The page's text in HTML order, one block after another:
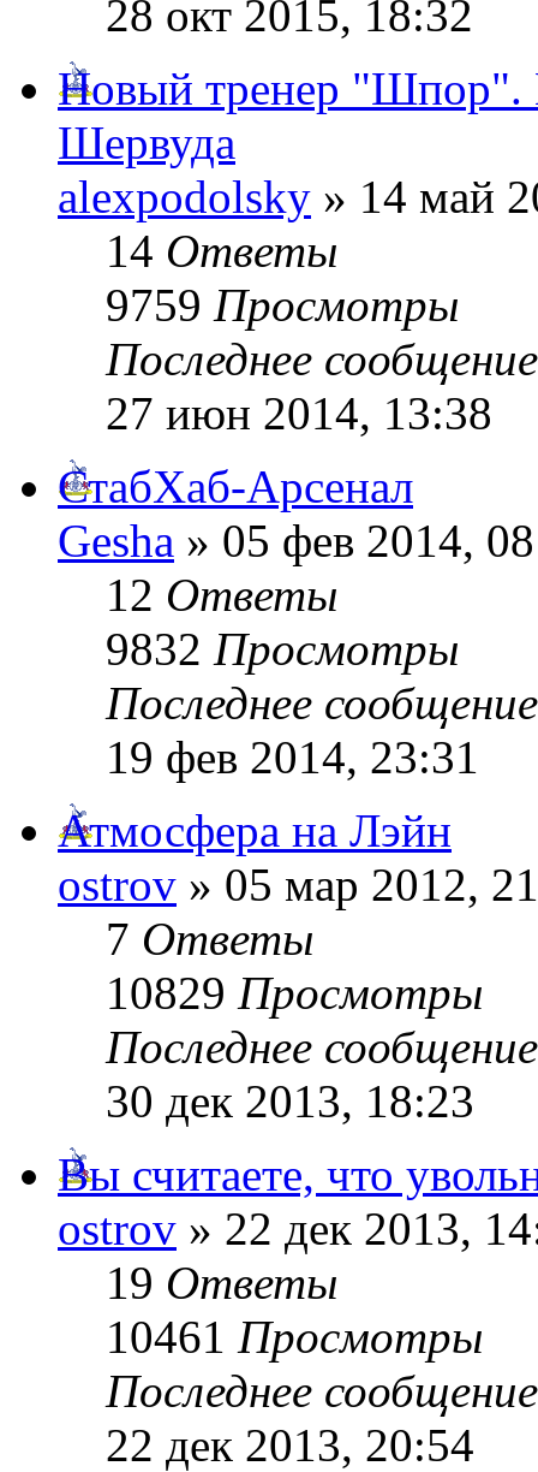
28 окт 2015, 18:32
Новый тренер "Шпор".
Шервуда
alexpodolsky » 14 май
14 Ответы
9759 Просмотры
Последнее
27 июн 2014, 13:38
СтабХаб-Арсенал
Gesha » 05 фев 2014,
12 Ответы
9832 Просмотры
Последнее
19 фев 2014, 23:31
Атмосфера на Лэйн
ostrov » 05 мар 2012,
7 Ответы
10829 Просмотры
Последнее
30 дек 2013, 18:23
Вы считаете, что
ostrov » 22 дек 2013,
19 Ответы
10461 Просмотры
Последнее
22 дек 2013, 20:54